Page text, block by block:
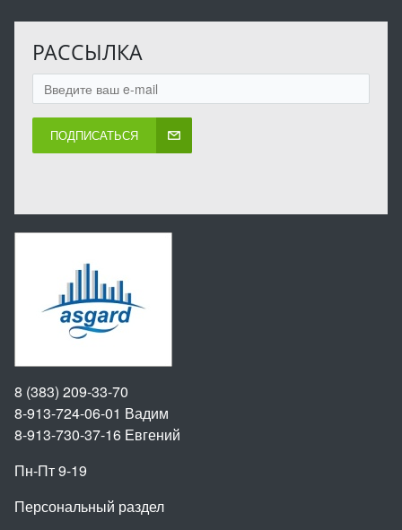
РАССЫЛКА
ПОДПИСАТЬСЯ
8 (383) 209-33-70
8-913-724-06-01 Вадим
8-913-730-37-16 Евгений
Пн-Пт 9-19
Персональный раздел